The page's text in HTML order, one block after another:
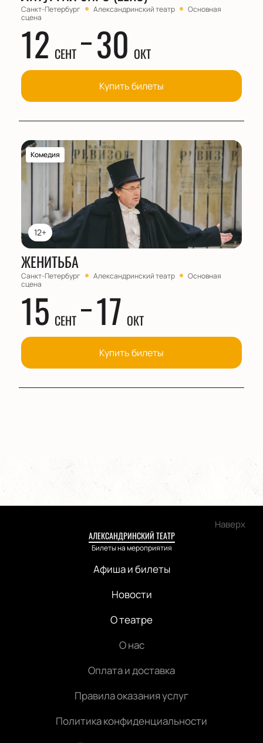
Санкт-Петербург Александринский театр
Основная
сцена
12 СЕНТ 30 ОКТ
Купить билеты
12+
Комедия
ЖЕНИТЬБА
Санкт-Петербург Александринский театр
Основная
сцена
15 СЕНТ 17 ОКТ
Купить билеты
Наверх
АЛЕКСАНДРИНСКИЙ ТЕАТР
Билеты на мероприятия
Афиша и билеты
Новости
О театре
О нас
Оплата и доставка
Правила оказания услуг
Политика конфиденциальности